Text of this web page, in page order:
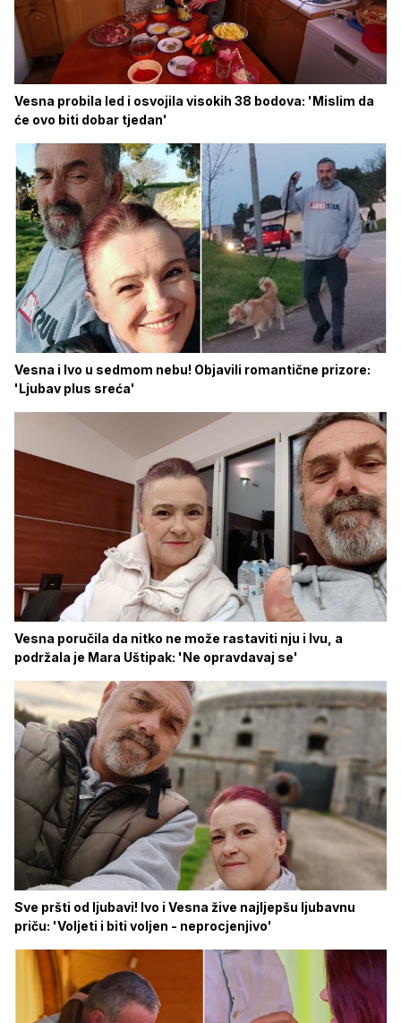
Vesna probila led i osvojila visokih 38 bodova: 'Mislim da
će ovo biti dobar tjedan'
Vesna i Ivo u sedmom nebu! Objavili romantične prizore:
'Ljubav plus sreća'
Vesna poručila da nitko ne može rastaviti nju i Ivu, a
podržala je Mara Uštipak: 'Ne opravdavaj se'
Sve pršti od ljubavi! Ivo i Vesna žive najljepšu ljubavnu
priču: 'Voljeti i biti voljen - neprocjenjivo'